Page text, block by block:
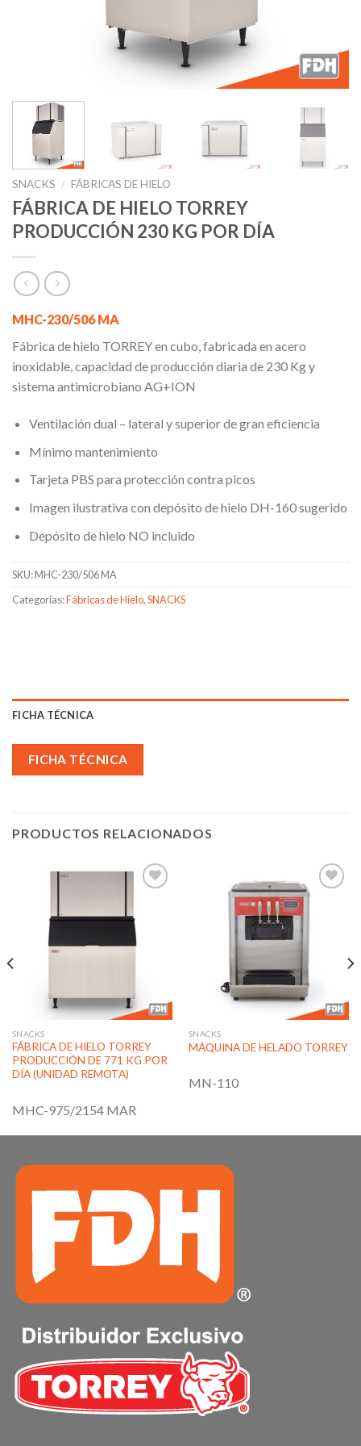
SNACKS / FÁBRICAS DE HIELO
FÁBRICA DE HIELO TORREY
PRODUCCIÓN 230 KG POR DÍA
MHC-230/506 MA
Fábrica de hielo TORREY en cubo, fabricada en acero
inoxidable, capacidad de producción diaria de 230 Kg y
sistema antimicrobiano AG+ION
Ventilación dual – lateral y superior de gran eficiencia
Mínimo mantenimiento
Tarjeta PBS para protección contra picos
Imagen ilustrativa con depósito de hielo DH-160 sugerido
Depósito de hielo NO incluido
SKU:MHC-230/506 MA
Categorías:Fábricas de Hielo,SNACKS
FICHA TÉCNICA
FICHA TÉCNICA
PRODUCTOS RELACIONADOS
Añadir
SNACKS
FÁBRICA DE HIELO TORREY
PRODUCCIÓN DE 771 KG POR
DÍA (UNIDAD REMOTA)
MHC-975/2154 MAR
SNACKS
MÁQUINA DE HELADO TORREY
MN-110